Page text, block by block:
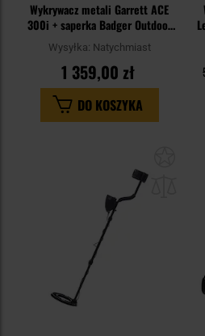
Wykrywacz metali Garrett ACE
300i + saperka Badger Outdoor
Forces Shovel - zestaw
Wysyłka: Natychmiast
1 359,00 zł
DO KOSZYKA